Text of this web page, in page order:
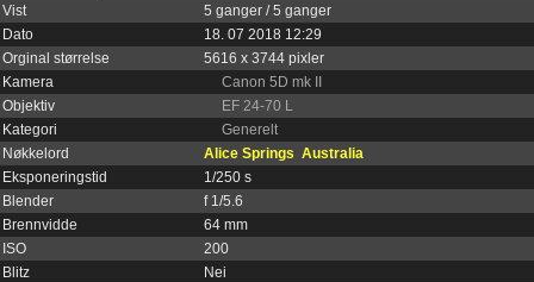
Vist
5 ganger / 5 ganger
Dato
18. 07 2018 12:29
Orginal størrelse
5616 x 3744 pixler
Kamera
Canon 5D mk II
Objektiv
EF 24-70 L
Kategori
Generelt
Nøkkelord
Alice Springs Australia
Eksponeringstid
1/250 s
Blender
f 1/5.6
Brennvidde
64 mm
ISO
200
Blitz
Nei